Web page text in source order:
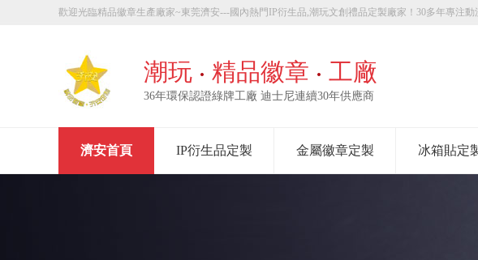
歡迎光臨精品徽章生產廠家~東莞濟安---國內熱門IP衍生品,潮玩文創禮品定製廠家！30多年專注動
潮玩 精品徽章 工廠
36年環保認證綠牌工廠 迪士尼連續30年供應商
濟安首頁 IP衍生品定製 金屬徽章定製 冰箱貼定